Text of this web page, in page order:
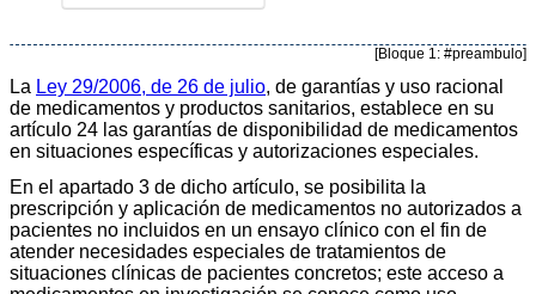
[Bloque 1: #preambulo]
La Ley 29/2006, de 26 de julio, de garantías y uso racional
de medicamentos y productos sanitarios, establece en su
artículo 24 las garantías de disponibilidad de medicamentos
en situaciones específicas y autorizaciones especiales.
En el apartado 3 de dicho artículo, se posibilita la
prescripción y aplicación de medicamentos no autorizados a
pacientes no incluidos en un ensayo clínico con el fin de
atender necesidades especiales de tratamientos de
situaciones clínicas de pacientes concretos; este acceso a